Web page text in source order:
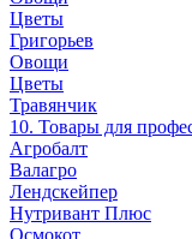
Цветы
Григорьев
Овощи
Цветы
Травянчик
10. Товары для
Агробалт
Валагро
Лендскейпер
Нутривант Плюс
Осмокот